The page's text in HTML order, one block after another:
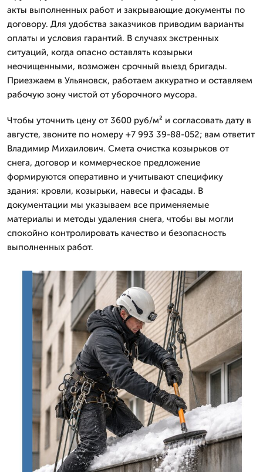
акты выполненных работ и закрывающие документы по
договору. Для удобства заказчиков приводим варианты
оплаты и условия гарантий. В случаях экстренных
ситуаций, когда опасно оставлять козырьки
неочищенными, возможен срочный выезд бригады.
Приезжаем в Ульяновск, работаем аккуратно и оставляем
рабочую зону чистой от уборочного мусора.
Чтобы уточнить цену от 3600 руб/м² и согласовать дату в
августе, звоните по номеру +7 993 39-88-052; вам ответит
Владимир Михаилович. Смета очистка козырьков от
снега, договор и коммерческое предложение
формируются оперативно и учитывают специфику
здания: кровли, козырьки, навесы и фасады. В
документации мы указываем все применяемые
материалы и методы удаления снега, чтобы вы могли
спокойно контролировать качество и безопасность
выполненных работ.